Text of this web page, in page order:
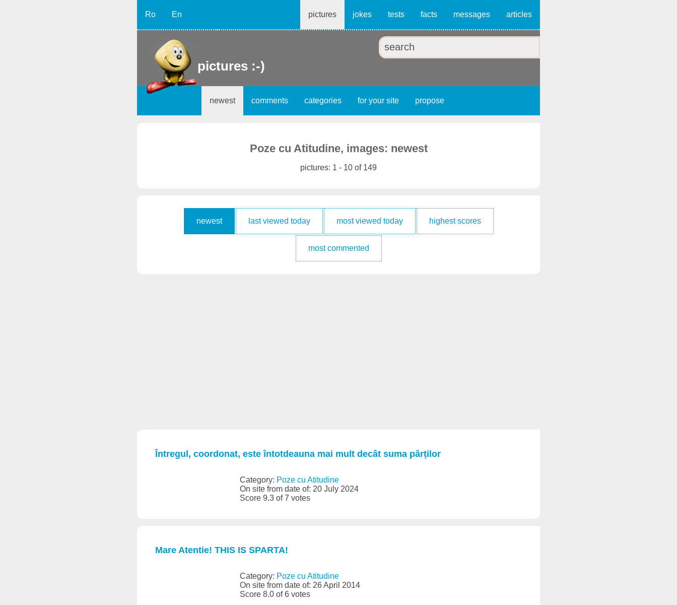
Ro En pictures jokes tests facts messages articles
pictures :-)
newest comments categories for your site propose
Poze cu Atitudine, images: newest
pictures: 1 - 10 of 149
newest last viewed today most viewed today highest scores
most commented
Întregul, coordonat, este întotdeauna mai mult decât suma părților
Category: Poze cu Atitudine
On site from date of: 20 July 2024
Score 9.3 of 7 votes
Mare Atentie! THIS IS SPARTA!
Category: Poze cu Atitudine
On site from date of: 26 April 2014
Score 8.0 of 6 votes